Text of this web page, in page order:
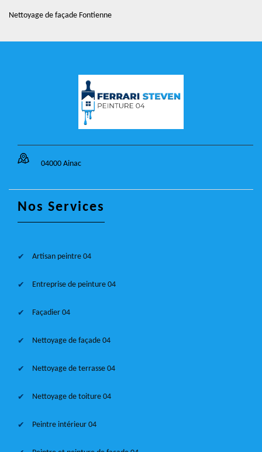
Nettoyage de façade Fontienne
04000 Ainac
Nos Services
Artisan peintre 04
Entreprise de peinture 04
Façadier 04
Nettoyage de façade 04
Nettoyage de terrasse 04
Nettoyage de toiture 04
Peintre intérieur 04